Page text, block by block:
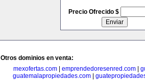
Precio Ofrecido $
Otros dominios en venta:
mexofertas.com
emprendedoresenred.com
guatemalapropiedades.com|